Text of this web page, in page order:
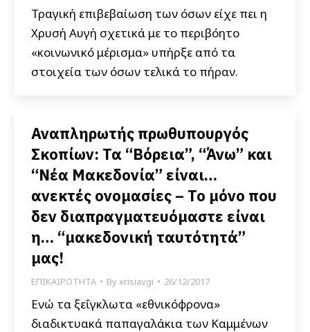
Τραγική επιβεβαίωση των όσων είχε πει η
Χρυσή Αυγή σχετικά με το περιβόητο
«κοινωνικό μέρισμα» υπήρξε από τα
στοιχεία των όσων τελικά το πήραν.
Αναπληρωτής πρωθυπουργός
Σκοπίων: Τα “Βόρεια”, “Άνω” και
“Νέα Μακεδονία” είναι…
ανεκτές ονομασίες – Το μόνο που
δεν διαπραγματευόμαστε είναι
η… “μακεδονική ταυτότητά”
μας!
ΕΠΙΚΑΙΡΟΤΗΤΑ Byxrisiavgi 26/12/2017
Ενώ τα ξεΐγκλωτα «εθνικόφρονα»
διαδικτυακά παπαγαλάκια των Καμμένων